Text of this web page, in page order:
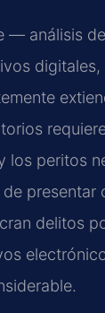
— análisis
los peritos
presentar
delitos